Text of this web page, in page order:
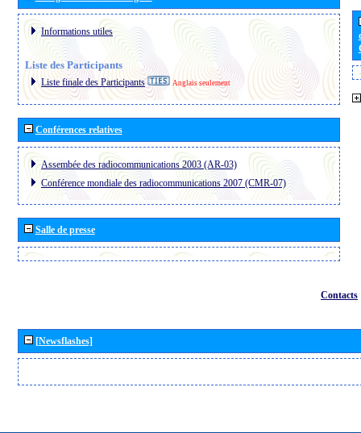
Informations utiles
Liste des Participants
Liste finale des Participants Anglais seulement
Conférences relatives
Assembée des radiocommunications 2003 (AR-03)
Conférence mondiale des radiocommunications 2007 (CMR-07)
Salle de presse
Contacts
[Newsflashes]